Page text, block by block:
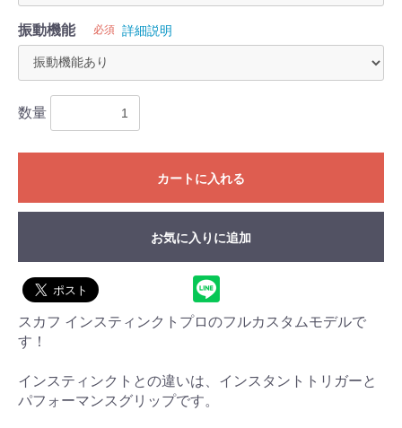
振動機能 必須 詳細説明
数量
カートに入れる
お買い物を続ける
お気に入りに追加
スカフ インスティンクトプロのフルカスタムモデルで
す！
インスティンクトとの違いは、インスタントトリガーと
パフォーマンスグリップです。